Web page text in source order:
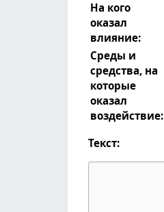
На кого
оказал
влияние:
Среды и
средства, на
которые
оказал
воздействие:
Текст: